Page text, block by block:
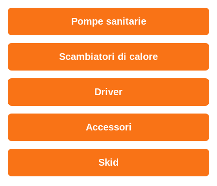
Pompe sanitarie
Scambiatori di calore
Driver
Accessori
Skid